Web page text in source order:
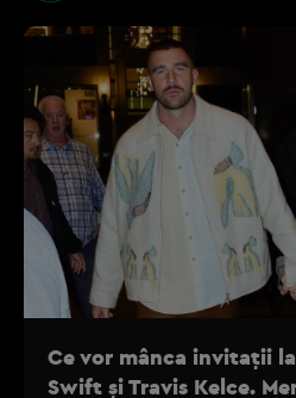
Ce vor mânca invitații
Swift și Travis Kelce.